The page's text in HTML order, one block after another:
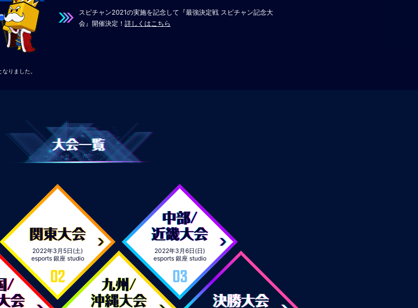
スピチャン2021の実施を記念して『最強決定戦 スピチャン記念大
会』開催決定！ 詳しくはこちら
りました。
大会一覧
関東大会
2022年3月5日(土)
esports 銀座 studio
02
中部/
近畿大会
2022年3月6日(日)
esports 銀座 studio
03
/
会
九州/
沖縄大会
決勝大会